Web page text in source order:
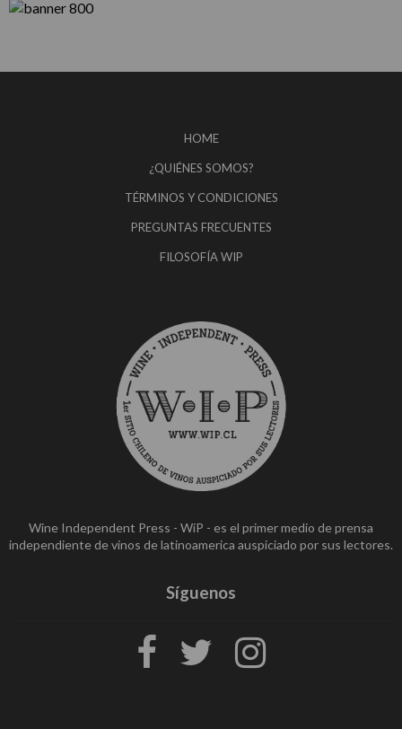
HOME
¿QUIÉNES SOMOS?
TÉRMINOS Y CONDICIONES
PREGUNTAS FRECUENTES
FILOSOFÍA WIP
Wine Independent Press - WiP - es el primer medio de prensa
independiente de vinos de latinoamerica auspiciado por sus lectores.
Síguenos